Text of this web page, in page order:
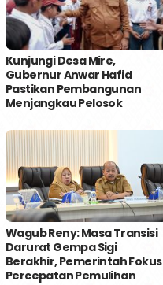
Kunjungi Desa Mire,
Gubernur Anwar Hafid
Pastikan Pembangunan
Menjangkau Pelosok
Wagub Reny: Masa Transisi
Darurat Gempa Sigi
Berakhir, Pemerintah Fokus
Percepatan Pemulihan